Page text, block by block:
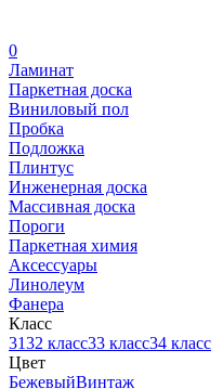
0
Ламинат
Паркетная доска
Виниловый пол
Пробка
Подложка
Плинтус
Инженерная доска
Массивная доска
Пороги
Паркетная химия
Аксессуары
Линолеум
Фанера
Класс
3132 класс33 класс34 класс
Цвет
БежевыйВинтаж